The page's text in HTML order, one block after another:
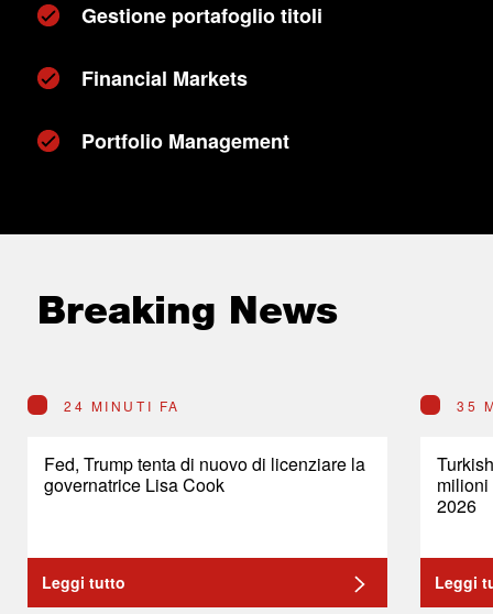
Gestione portafoglio titoli
Financial Markets
Portfolio Management
Breaking News
24 MINUTI FA
Fed, Trump tenta di nuovo di licenziare la
governatrice Lisa Cook
Leggi tutto
35
2026
Leggi